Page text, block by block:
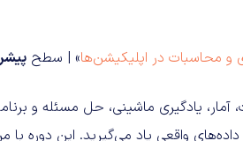
و محاسبات در اپلیکیشن‌ها» | سطح
یادگیری ماشینی، حل مسئله و
واقعی یاد می‌گیرید. این دوره با